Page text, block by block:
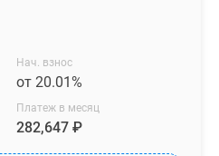
Нач. взнос
от 20.01%
Платеж в месяц
282,647 ₽